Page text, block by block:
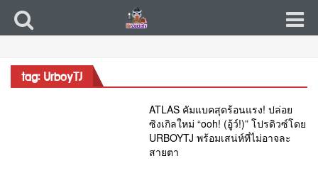
tag: UrboyTJ
ATLAS คัมแบคสุดร้อนแรง! ปล่อย
ซิงเกิลใหม่ “ooh! (อู้ว์!)” โปรดิวซ์โดย
URBOYTJ พร้อมเสน่ห์ที่ไม่อาจละ
สายตา